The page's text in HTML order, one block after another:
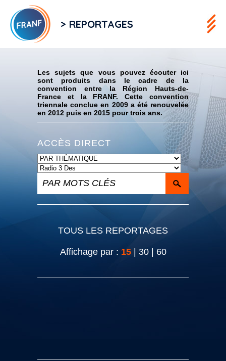
> REPORTAGES
Les sujets que vous pouvez écouter ici
sont produits dans le cadre de la
convention entre la Région Hauts-de-
France et la FRANF. Cette convention
triennale conclue en 2009 a été renouvelée
en 2012 puis en 2015 pour trois ans.
ACCÈS DIRECT
TOUS LES REPORTAGES
Affichage par : 15| 30| 60